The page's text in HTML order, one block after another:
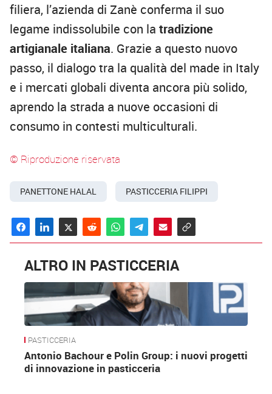
filiera, l’azienda di Zanè conferma il suo
legame indissolubile con la tradizione
artigianale italiana. Grazie a questo nuovo
passo, il dialogo tra la qualità del made in Italy
e i mercati globali diventa ancora più solido,
aprendo la strada a nuove occasioni di
consumo in contesti multiculturali.
© Riproduzione riservata
PANETTONE HALAL PASTICCERIA FILIPPI
ALTRO IN PASTICCERIA
PASTICCERIA
Antonio Bachour e Polin Group: i nuovi progetti
di innovazione in pasticceria